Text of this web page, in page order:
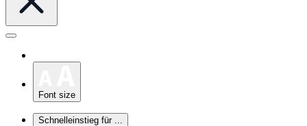
Font size
Schnelleinstieg für ...